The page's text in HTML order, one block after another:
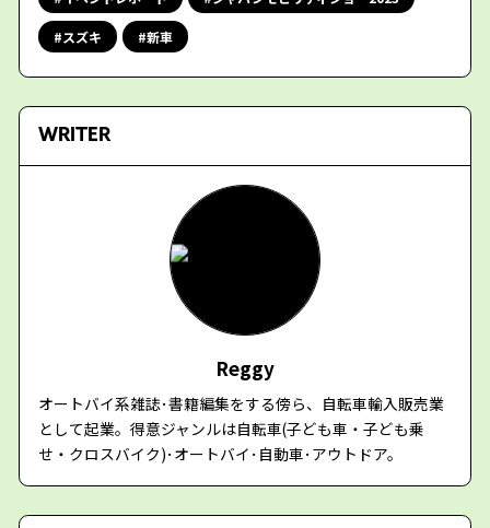
スズキ 新車
WRITER
Reggy
オートバイ系雑誌･書籍編集をする傍ら、自転車輸入販売業
として起業。得意ジャンルは自転車(子ども車・子ども乗
せ・クロスバイク)･オートバイ･自動車･アウトドア。